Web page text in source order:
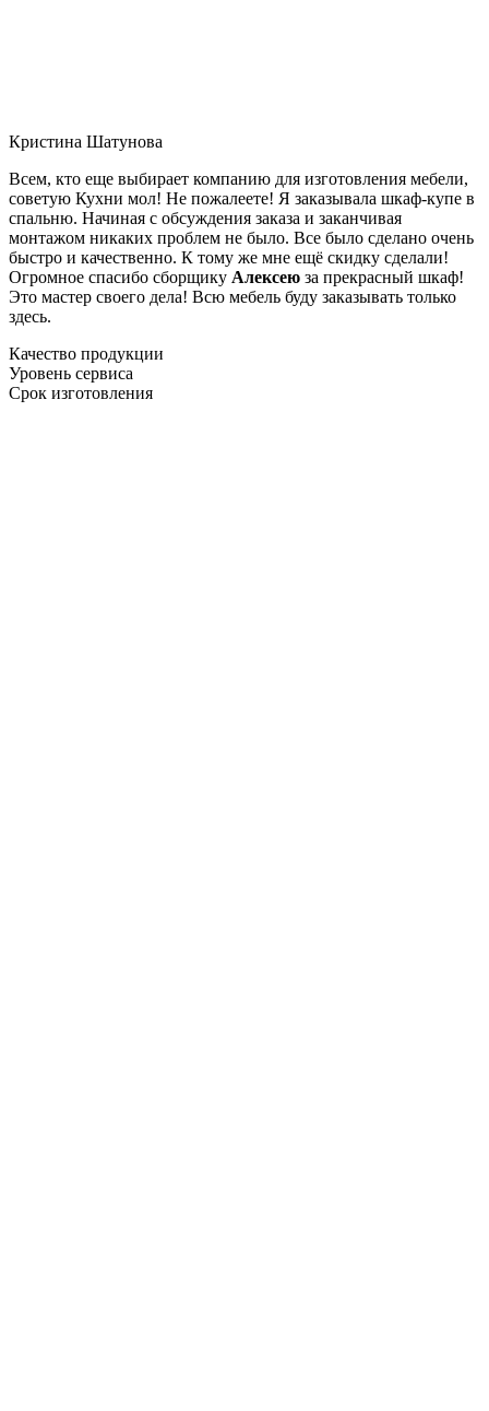
Кристина Шатунова
Всем, кто еще выбирает компанию для изготовления мебели,
советую Кухни мол! Не пожалеете! Я заказывала шкаф-купе в
спальню. Начиная с обсуждения заказа и заканчивая
монтажом никаких проблем не было. Все было сделано очень
быстро и качественно. К тому же мне ещё скидку сделали!
Огромное спасибо сборщику Алексею за прекрасный шкаф!
Это мастер своего дела! Всю мебель буду заказывать только
здесь.
Качество продукции
Уровень сервиса
Срок изготовления